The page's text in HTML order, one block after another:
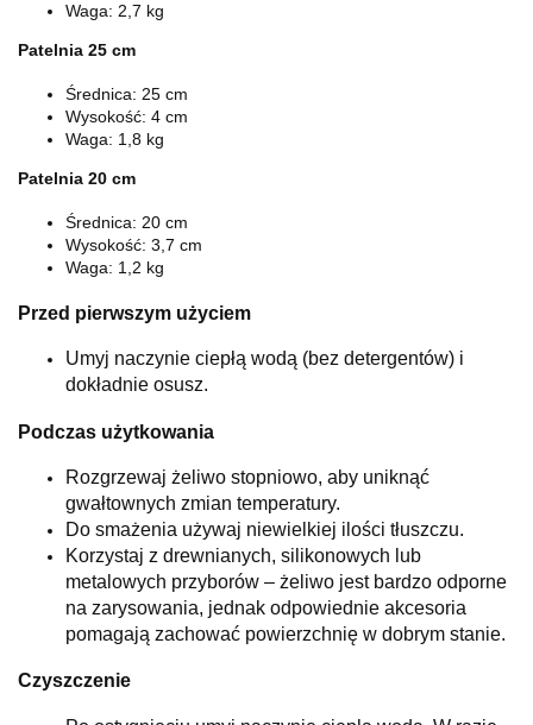
Waga: 2,7 kg
Patelnia 25 cm
Średnica: 25 cm
Wysokość: 4 cm
Waga: 1,8 kg
Patelnia 20 cm
Średnica: 20 cm
Wysokość: 3,7 cm
Waga: 1,2 kg
Przed pierwszym użyciem
Umyj naczynie ciepłą wodą (bez detergentów) i
dokładnie osusz.
Podczas użytkowania
Rozgrzewaj żeliwo stopniowo, aby uniknąć
gwałtownych zmian temperatury.
Do smażenia używaj niewielkiej ilości tłuszczu.
Korzystaj z drewnianych, silikonowych lub
metalowych przyborów – żeliwo jest bardzo odporne
na zarysowania, jednak odpowiednie akcesoria
pomagają zachować powierzchnię w dobrym stanie.
Czyszczenie